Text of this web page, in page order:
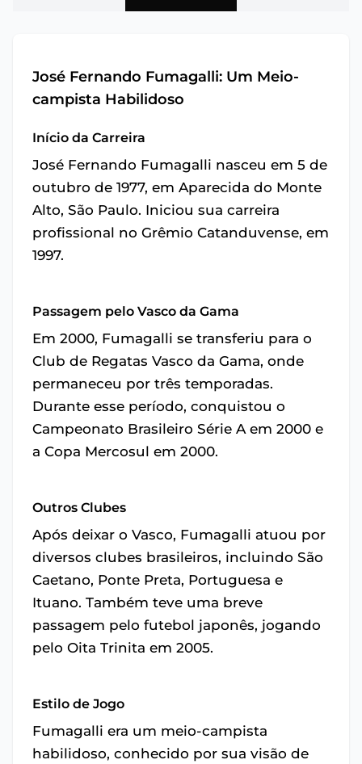
José Fernando Fumagalli: Um Meio-
campista Habilidoso
Início da Carreira
José Fernando Fumagalli nasceu em 5 de
outubro de 1977, em Aparecida do Monte
Alto, São Paulo. Iniciou sua carreira
profissional no Grêmio Catanduvense, em
1997.
Passagem pelo Vasco da Gama
Em 2000, Fumagalli se transferiu para o
Club de Regatas Vasco da Gama, onde
permaneceu por três temporadas.
Durante esse período, conquistou o
Campeonato Brasileiro Série A em 2000 e
a Copa Mercosul em 2000.
Outros Clubes
Após deixar o Vasco, Fumagalli atuou por
diversos clubes brasileiros, incluindo São
Caetano, Ponte Preta, Portuguesa e
Ituano. Também teve uma breve
passagem pelo futebol japonês, jogando
pelo Oita Trinita em 2005.
Estilo de Jogo
Fumagalli era um meio-campista
habilidoso, conhecido por sua visão de